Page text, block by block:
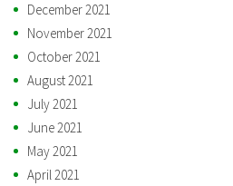
December 2021
November 2021
October 2021
August 2021
July 2021
June 2021
May 2021
April 2021